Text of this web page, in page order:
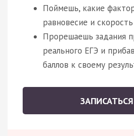
Поймешь, какие
равновесие и
Прорешаешь задания
реального ЕГЭ и
баллов к своему
ЗАПИСАТЬСЯ